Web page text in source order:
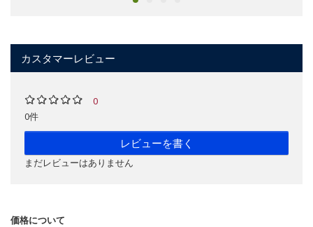
カスタマーレビュー
0
0件
レビューを書く
まだレビューはありません
価格について